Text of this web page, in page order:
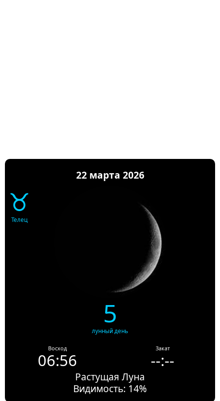
22 марта 2026
♉
Телец
5
лунный день
Восход
06:56
Закат
--:--
Растущая Луна
Видимость: 14%